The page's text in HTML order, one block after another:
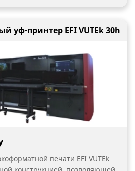
шириной 3,2 м., а также имеет
смены оборудования и
и роста вашего бизнеса.
уф-принтер EFI VUTEk 30h
печати EFI VUTEk